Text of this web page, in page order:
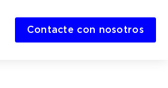
Contacte con nosotros